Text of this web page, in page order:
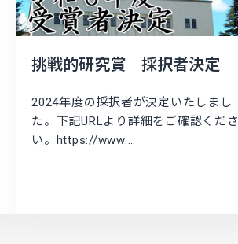
挑戦的研究賞 採択者決定
2024年度の採択者が決定いたしまし
た。下記URLより詳細をご確認くださ
い。https://www.…